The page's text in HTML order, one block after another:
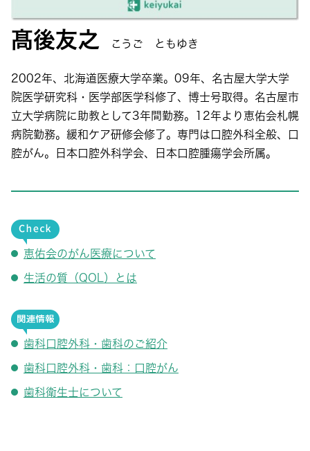
髙後友之 こうご ともゆき
2002年、北海道医療大学卒業。09年、名古屋大学大学
院医学研究科・医学部医学科修了、博士号取得。名古屋市
立大学病院に助教として3年間勤務。12年より恵佑会札幌
病院勤務。緩和ケア研修会修了。専門は口腔外科全般、口
腔がん。日本口腔外科学会、日本口腔腫瘍学会所属。
恵佑会のがん医療について
生活の質（QOL）とは
歯科口腔外科・歯科のご紹介
歯科口腔外科・歯科：口腔がん
歯科衛生士について